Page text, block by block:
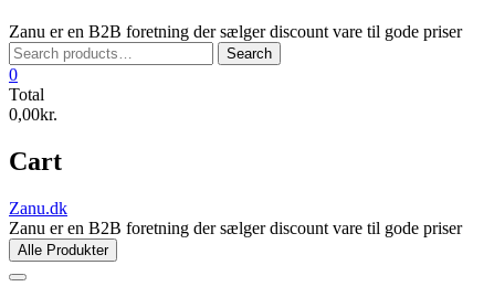
Zanu er en B2B foretning der sælger discount vare til gode priser
Search
for:
Search
0
Total
0,00kr.
Cart
Zanu.dk
Zanu er en B2B foretning der sælger discount vare til gode priser
Alle Produkter